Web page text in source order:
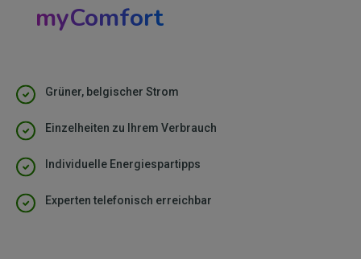
myComfort
Grüner, belgischer Strom
Einzelheiten zu Ihrem Verbrauch
Individuelle Energiespartipps
Experten telefonisch erreichbar